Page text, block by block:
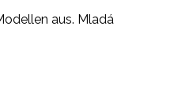
aus. Mladá